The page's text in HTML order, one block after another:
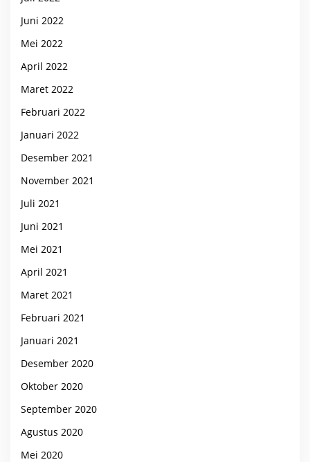
Juni 2022
Mei 2022
April 2022
Maret 2022
Februari 2022
Januari 2022
Desember 2021
November 2021
Juli 2021
Juni 2021
Mei 2021
April 2021
Maret 2021
Februari 2021
Januari 2021
Desember 2020
Oktober 2020
September 2020
Agustus 2020
Mei 2020